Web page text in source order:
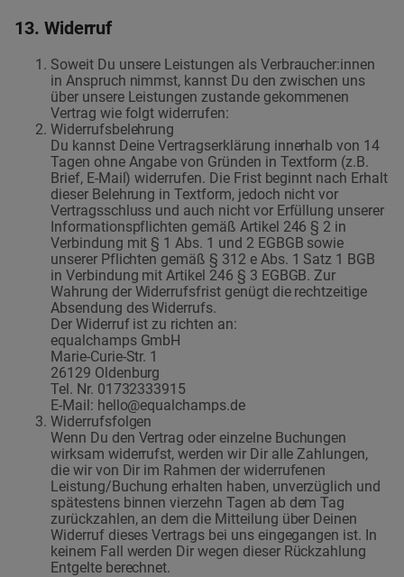
13. Widerruf
Soweit Du unsere Leistungen als Verbraucher:innen
in Anspruch nimmst, kannst Du den zwischen uns
über unsere Leistungen zustande gekommenen
Vertrag wie folgt widerrufen:
Widerrufsbelehrung
Du kannst Deine Vertragserklärung innerhalb von 14
Tagen ohne Angabe von Gründen in Textform (z.B.
Brief, E-Mail) widerrufen. Die Frist beginnt nach Erhalt
dieser Belehrung in Textform, jedoch nicht vor
Vertragsschluss und auch nicht vor Erfüllung unserer
Informationspflichten gemäß Artikel 246 § 2 in
Verbindung mit § 1 Abs. 1 und 2 EGBGB sowie
unserer Pflichten gemäß § 312 e Abs. 1 Satz 1 BGB
in Verbindung mit Artikel 246 § 3 EGBGB. Zur
Wahrung der Widerrufsfrist genügt die rechtzeitige
Absendung des Widerrufs.
Der Widerruf ist zu richten an:
equalchamps GmbH
Marie-Curie-Str. 1
26129 Oldenburg
Tel. Nr. 01732333915
E-Mail: hello@equalchamps.de
Widerrufsfolgen
Wenn Du den Vertrag oder einzelne Buchungen
wirksam widerrufst, werden wir Dir alle Zahlungen,
die wir von Dir im Rahmen der widerrufenen
Leistung/Buchung erhalten haben, unverzüglich und
spätestens binnen vierzehn Tagen ab dem Tag
zurückzahlen, an dem die Mitteilung über Deinen
Widerruf dieses Vertrags bei uns eingegangen ist. In
keinem Fall werden Dir wegen dieser Rückzahlung
Entgelte berechnet.